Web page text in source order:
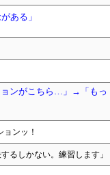
ある」
ョンがこちら…」→「もっ
ンッ！
るしかない。練習します」